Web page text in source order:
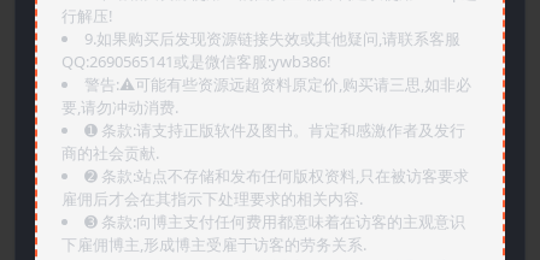
行解压!
9.如果购买后发现资源链接失效或其他疑问,请联系客服
QQ:2690565141或是微信客服:ywb386!
警告:⚠️可能有些资源远超资料原定价,购买请三思,如非必
要,请勿冲动消费.
➊️ 条款:请支持正版软件及图书。肯定和感激作者及发行
商的社会贡献.
➋️ 条款:站点不存储和发布任何版权资料,只在被访客要求
雇佣后才会在其指示下处理要求的相关内容.
➌️ 条款:向博主支付任何费用都意味着在访客的主观意识
下雇佣博主,形成博主受雇于访客的劳务关系.